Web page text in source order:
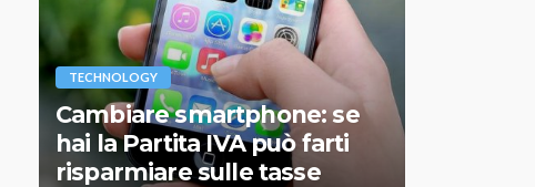
TECHNOLOGY
Cambiare smartphone: se
hai la Partita IVA può farti
risparmiare sulle tasse